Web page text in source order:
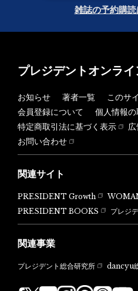
雑誌の予約購
プレジデントオンラ
お知らせ 著者一覧
このサ
会員登録について
個人情報
特定商取引法に基づく表示
お問い合わせ
関連サイト
PRESIDENT Growth
PRESIDENT BOOKS
プレジ
関連事業
プレジデント総合研究所 dancyu